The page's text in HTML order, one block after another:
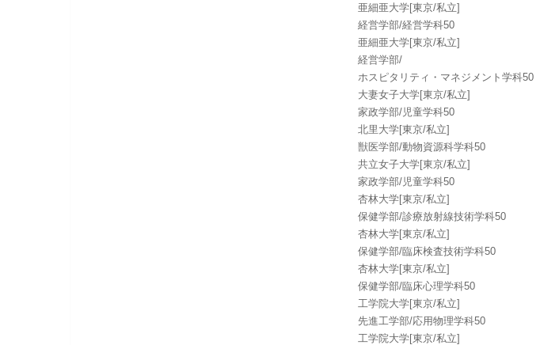
亜細亜大学[東京/私立]
経営学部/経営学科50
亜細亜大学[東京/私立]
経営学部/
ホスピタリティ・マネジメント学科50
大妻女子大学[東京/私立]
家政学部/児童学科50
北里大学[東京/私立]
獣医学部/動物資源科学科50
共立女子大学[東京/私立]
家政学部/児童学科50
杏林大学[東京/私立]
保健学部/診療放射線技術学科50
杏林大学[東京/私立]
保健学部/臨床検査技術学科50
杏林大学[東京/私立]
保健学部/臨床心理学科50
工学院大学[東京/私立]
先進工学部/応用物理学科50
工学院大学[東京/私立]